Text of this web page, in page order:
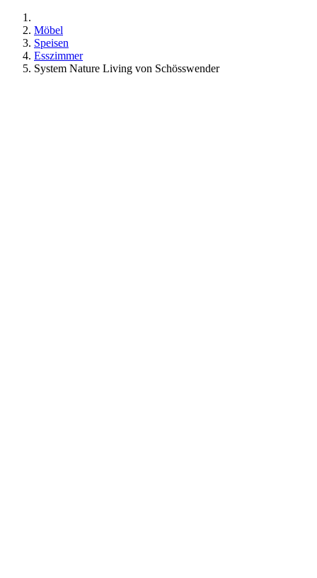
Möbel
Speisen
Esszimmer
System Nature Living von Schösswender